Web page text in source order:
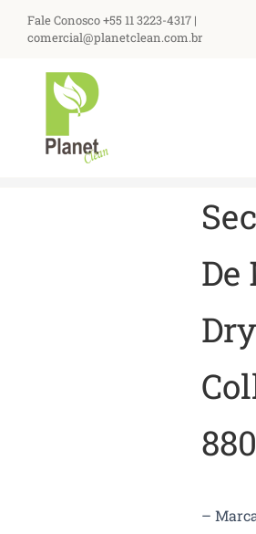
para
conteúdo
Fale Conosco +55 11 3223-4317 |
comercial@planetclean.com.br
De
–